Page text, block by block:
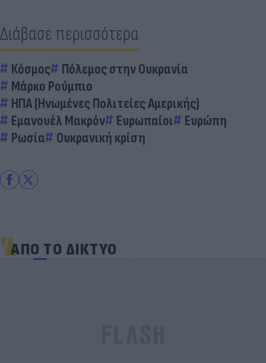
Διάβασε περισσότερα
Κόσμος
Πόλεμος στην Ουκρανία
Μάρκο Ρούμπιο
ΗΠΑ (Ηνωμένες Πολιτείες Αμερικής)
Εμανουέλ Μακρόν
Ευρωπαίοι
Ευρώπη
Ρωσία
Ουκρανική κρίση
ΑΠΟ ΤΟ ΔΙΚΤΥΟ